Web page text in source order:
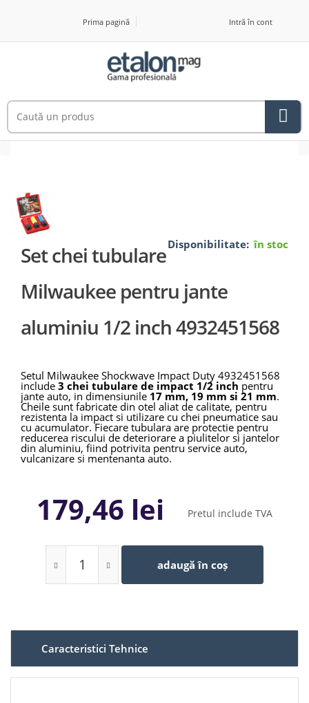
Prima pagină Intră în cont
Disponibilitate: în stoc
Set chei tubulare
Milwaukee pentru jante
aluminiu 1/2 inch 4932451568
Setul Milwaukee Shockwave Impact Duty 4932451568
include 3 chei tubulare de impact 1/2 inch pentru
jante auto, in dimensiunile 17 mm, 19 mm si 21 mm.
Cheile sunt fabricate din otel aliat de calitate, pentru
rezistenta la impact si utilizare cu chei pneumatice sau
cu acumulator. Fiecare tubulara are protectie pentru
reducerea riscului de deteriorare a piulitelor si jantelor
din aluminiu, fiind potrivita pentru service auto,
vulcanizare si mentenanta auto.
179,46 lei Pretul include TVA
adaugă în coș
Caracteristici Tehnice